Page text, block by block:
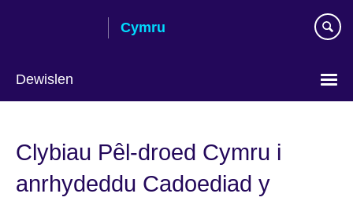
Cymru
Dewislen
language
Clybiau Pêl-droed Cymru i
anrhydeddu Cadoediad y